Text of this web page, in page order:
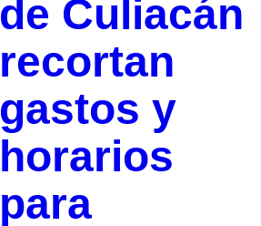
de Culiacán
recortan
gastos y
horarios
para